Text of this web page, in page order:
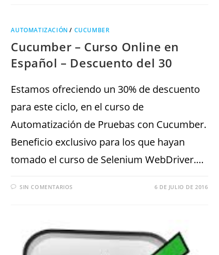
AUTOMATIZACIÓN / CUCUMBER
Cucumber – Curso Online en
Español – Descuento del 30
Estamos ofreciendo un 30% de descuento
para este ciclo, en el curso de
Automatización de Pruebas con Cucumber.
Beneficio exclusivo para los que hayan
tomado el curso de Selenium WebDriver.…
SIN COMENTARIOS 6 DE JULIO DE 2016